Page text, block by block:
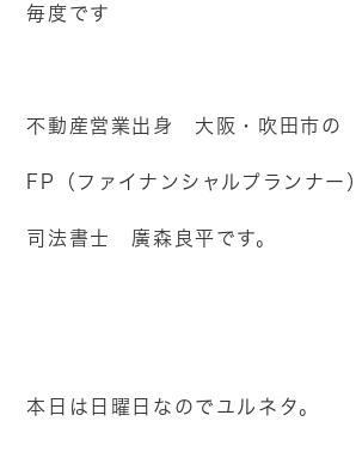
毎度です
不動産営業出身 大阪・吹田市の
FP（ファイナンシャルプランナー
司法書士 廣森良平です。
本日は日曜日なのでユルネタ。